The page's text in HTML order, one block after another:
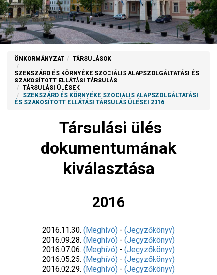
ÖNKORMÁNYZAT TÁRSULÁSOK
SZEKSZÁRD ÉS KÖRNYÉKE SZOCIÁLIS ALAPSZOLGÁLTATÁSI ÉS
SZAKOSÍTOTT ELLÁTÁSI TÁRSULÁS
TÁRSULÁSI ÜLÉSEK
SZEKSZÁRD ÉS KÖRNYÉKE SZOCIÁLIS ALAPSZOLGÁLTATÁSI
ÉS SZAKOSÍTOTT ELLÁTÁSI TÁRSULÁS ÜLÉSEI 2016
Társulási ülés
dokumentumának
kiválasztása
2016
2016.11.30. (Meghívó) - (Jegyzőkönyv)
2016.09.28. (Meghívó) - (Jegyzőkönyv)
2016.07.06. (Meghívó) - (Jegyzőkönyv)
2016.05.25. (Meghívó) - (Jegyzőkönyv)
2016.02.29. (Meghívó) - (Jegyzőkönyv)